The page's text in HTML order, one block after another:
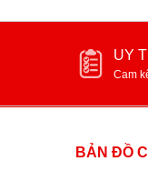
UY
Cam
BẢN ĐỒ